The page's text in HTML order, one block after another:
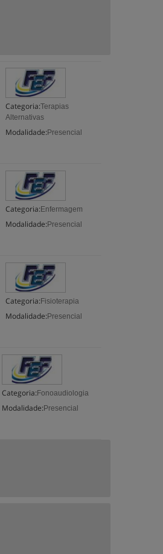
Categoria:Terapias
Alternativas
Modalidade: Presencial
Categoria: Enfermagem
Modalidade: Presencial
Categoria: Fisioterapia
Modalidade: Presencial
Categoria: Fonoaudiologia
Modalidade: Presencial